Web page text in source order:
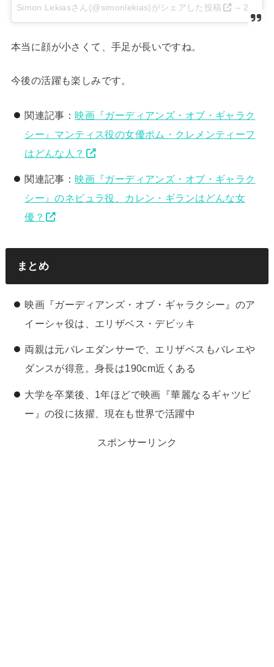
Simon Lekiasさん(@simonlekias)がシェアした投稿 – 2017 4月 19 3:56午後 PDT
本当に顔が小さくて、手足が長いですね。
今後の活躍も楽しみです。
関連記事：映画『ガーディアンズ・オブ・ギャラク
シー』マンティス役の女優ポム・クレメンティーフ
はどんな人？
関連記事：映画『ガーディアンズ・オブ・ギャラク
シー』のネビュラ役、カレン・ギランはどんな女
優？
まとめ
映画『ガーディアンズ・オブ・ギャラクシー』のア
イーシャ役は、エリザベス・デビッキ
両親は元バレエダンサーで、エリザベスもバレエや
ダンスが得意。身長は190cm近くある
大学を卒業後、1年ほどで映画『華麗なるギャツビ
ー』の役に抜擢、現在も世界で活躍中
スポンサーリンク